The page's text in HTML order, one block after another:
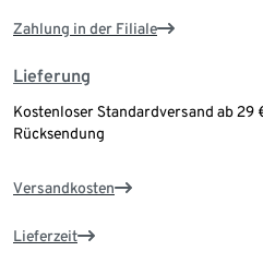
Zahlung in der Filiale
Lieferung
Kostenloser Standardversand ab 29
Rücksendung
Versandkosten
Lieferzeit